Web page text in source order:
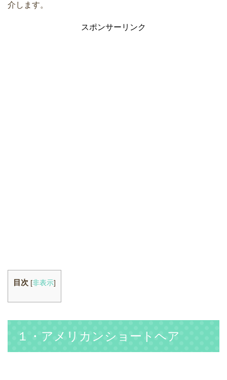
介します。
スポンサーリンク
目次 [非表示]
１・アメリカンショートヘア